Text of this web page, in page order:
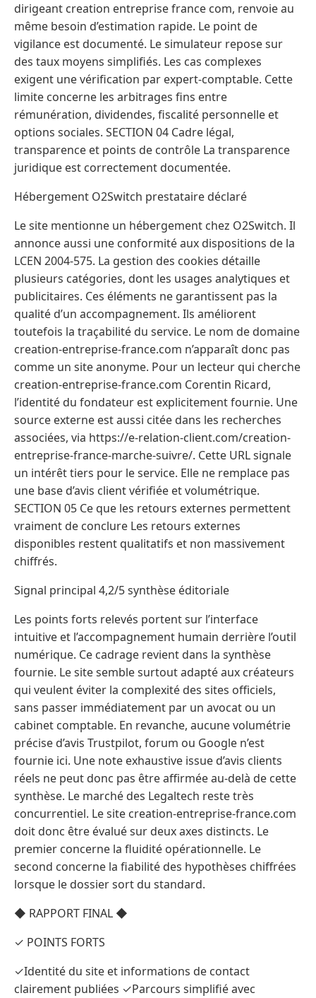
dirigeant creation entreprise france com, renvoie au
même besoin d’estimation rapide. Le point de
vigilance est documenté. Le simulateur repose sur
des taux moyens simplifiés. Les cas complexes
exigent une vérification par expert-comptable. Cette
limite concerne les arbitrages fins entre
rémunération, dividendes, fiscalité personnelle et
options sociales. SECTION 04 Cadre légal,
transparence et points de contrôle La transparence
juridique est correctement documentée.
Hébergement O2Switch prestataire déclaré
Le site mentionne un hébergement chez O2Switch. Il
annonce aussi une conformité aux dispositions de la
LCEN 2004-575. La gestion des cookies détaille
plusieurs catégories, dont les usages analytiques et
publicitaires. Ces éléments ne garantissent pas la
qualité d’un accompagnement. Ils améliorent
toutefois la traçabilité du service. Le nom de domaine
creation-entreprise-france.com n’apparaît donc pas
comme un site anonyme. Pour un lecteur qui cherche
creation-entreprise-france.com Corentin Ricard,
l’identité du fondateur est explicitement fournie. Une
source externe est aussi citée dans les recherches
associées, via https://e-relation-client.com/creation-
entreprise-france-marche-suivre/. Cette URL signale
un intérêt tiers pour le service. Elle ne remplace pas
une base d’avis client vérifiée et volumétrique.
SECTION 05 Ce que les retours externes permettent
vraiment de conclure Les retours externes
disponibles restent qualitatifs et non massivement
chiffrés.
Signal principal 4,2/5 synthèse éditoriale
Les points forts relevés portent sur l’interface
intuitive et l’accompagnement humain derrière l’outil
numérique. Ce cadrage revient dans la synthèse
fournie. Le site semble surtout adapté aux créateurs
qui veulent éviter la complexité des sites officiels,
sans passer immédiatement par un avocat ou un
cabinet comptable. En revanche, aucune volumétrie
précise d’avis Trustpilot, forum ou Google n’est
fournie ici. Une note exhaustive issue d’avis clients
réels ne peut donc pas être affirmée au-delà de cette
synthèse. Le marché des Legaltech reste très
concurrentiel. Le site creation-entreprise-france.com
doit donc être évalué sur deux axes distincts. Le
premier concerne la fluidité opérationnelle. Le
second concerne la fiabilité des hypothèses chiffrées
lorsque le dossier sort du standard.
◆ RAPPORT FINAL ◆
✓ POINTS FORTS
✓Identité du site et informations de contact
clairement publiées ✓Parcours simplifié avec